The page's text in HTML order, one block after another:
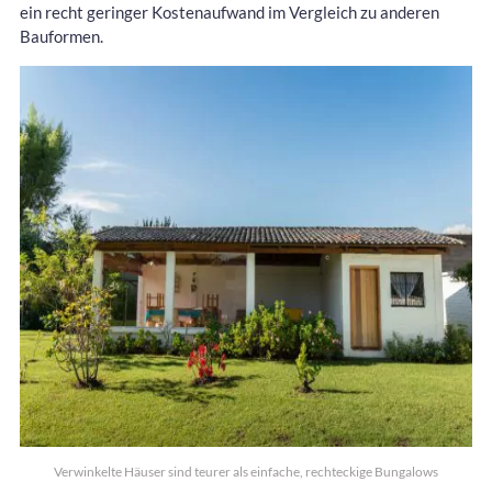
ein recht geringer Kostenaufwand im Vergleich zu anderen
Bauformen.
Verwinkelte Häuser sind teurer als einfache, rechteckige Bungalows